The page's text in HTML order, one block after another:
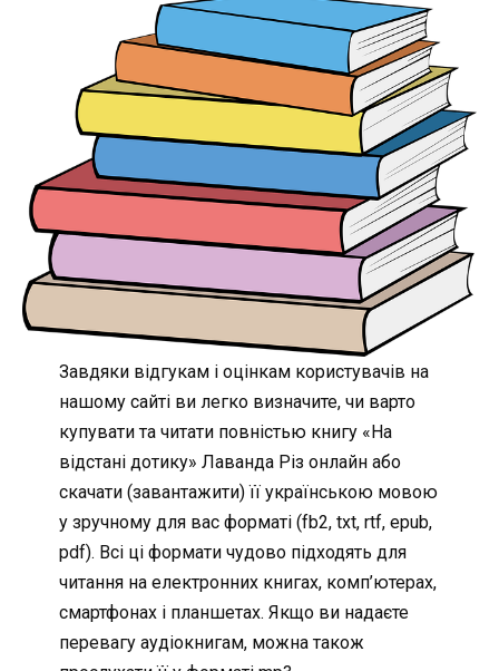
Завдяки відгукам і оцінкам користувачів на
нашому сайті ви легко визначите, чи варто
купувати та читати повністью книгу «На
відстані дотику» Лаванда Різ онлайн або
скачати (завантажити) її українською мовою
у зручному для вас форматі (fb2, txt, rtf, epub,
pdf). Всі ці формати чудово підходять для
читання на електронних книгах, комп’ютерах,
смартфонах і планшетах. Якщо ви надаєте
перевагу аудіокнигам, можна також